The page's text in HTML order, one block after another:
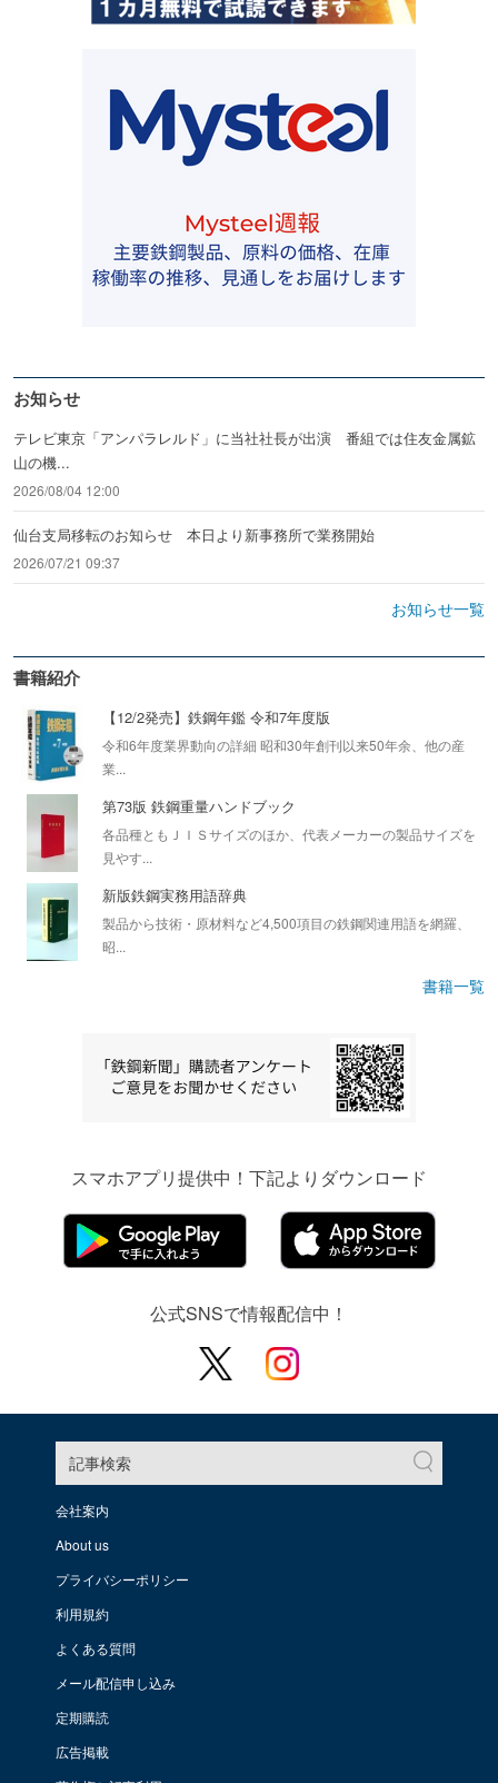
お知らせ
テレビ東京「アンパラレルド」に当社社長が出演 番組では住友金属鉱
山の機...
2026/08/04 12:00
仙台支局移転のお知らせ 本日より新事務所で業務開始
2026/07/21 09:37
お知らせ一覧
書籍紹介
【12/2発売】鉄鋼年鑑 令和7年度版
令和6年度業界動向の詳細 昭和30年創刊以来50年余、他の産
業...
第73版 鉄鋼重量ハンドブック
各品種ともＪＩＳサイズのほか、代表メーカーの製品サイズを
見やす...
新版鉄鋼実務用語辞典
製品から技術・原材料など4,500項目の鉄鋼関連用語を網羅、
昭...
書籍一覧
スマホアプリ提供中！下記よりダウンロード
公式SNSで情報配信中！
記事検索
会社案内
About us
プライバシーポリシー
利用規約
よくある質問
メール配信申し込み
定期購読
広告掲載